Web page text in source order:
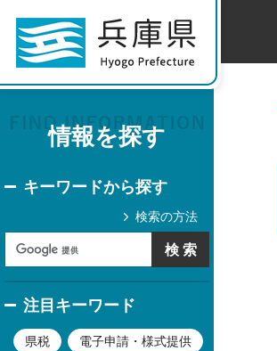
情報を探す
キーワードから探す
検索の方法
注目キーワード
県税 電子申請・様式提供